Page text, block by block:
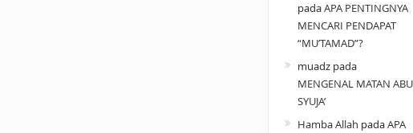
padaAPA PENTINGNYA
MENCARI PENDAPAT
“MU’TAMAD”?
muadzpada
MENGENAL MATAN ABU
SYUJA’
Hamba Allah padaAPA